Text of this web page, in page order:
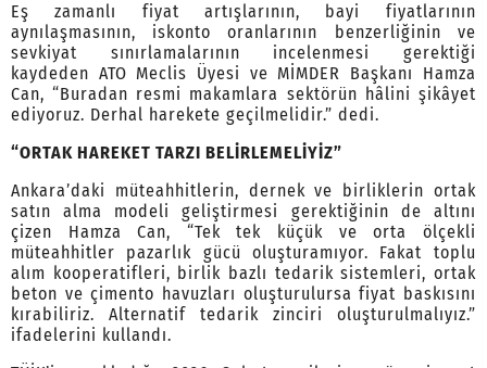
Eş zamanlı fiyat artışlarının, bayi fiyatlarının
aynılaşmasının, iskonto oranlarının benzerliğinin ve
sevkiyat sınırlamalarının incelenmesi gerektiği
kaydeden ATO Meclis Üyesi ve MİMDER Başkanı Hamza
Can, “Buradan resmi makamlara sektörün hâlini şikâyet
ediyoruz. Derhal harekete geçilmelidir.” dedi.
“ORTAK HAREKET TARZI BELİRLEMELİYİZ”
Ankara’daki müteahhitlerin, dernek ve birliklerin ortak
satın alma modeli geliştirmesi gerektiğinin de altını
çizen Hamza Can, “Tek tek küçük ve orta ölçekli
müteahhitler pazarlık gücü oluşturamıyor. Fakat toplu
alım kooperatifleri, birlik bazlı tedarik sistemleri, ortak
beton ve çimento havuzları oluşturulursa fiyat baskısını
kırabiliriz. Alternatif tedarik zinciri oluşturulmalıyız.”
ifadelerini kullandı.